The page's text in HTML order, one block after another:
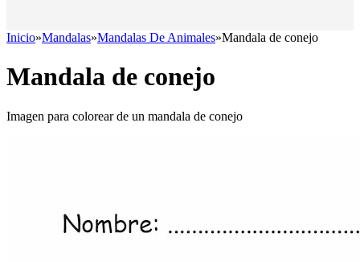
Inicio»Mandalas»Mandalas De Animales»Mandala de conejo
Mandala de conejo
Imagen para colorear de un mandala de conejo